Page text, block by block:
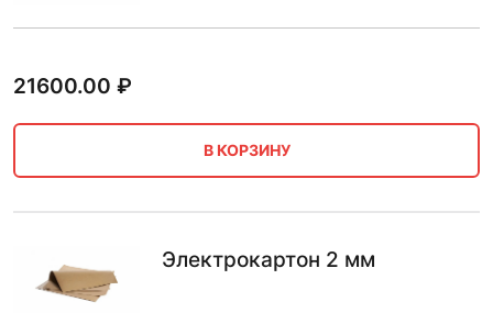
21600.00 ₽
В КОРЗИНУ
Электрокартон 2 мм